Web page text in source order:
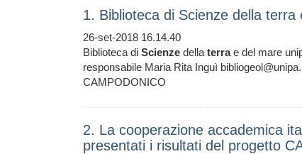
1. Biblioteca di Scienze della
26-set-2018 16.14.40
Biblioteca di Scienze della terrae del mare
responsabile Maria Rita Inguì
CAMPODONICO
2. La cooperazione accademica
presentati i risultati del progetto